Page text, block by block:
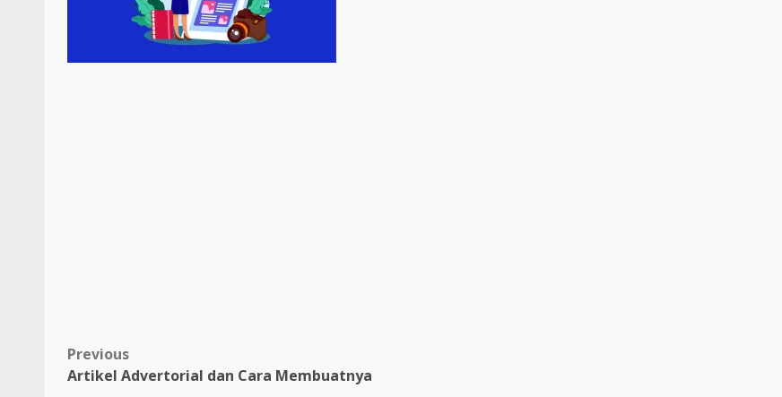
Post
Previous
Artikel Advertorial dan Cara Membuatnya